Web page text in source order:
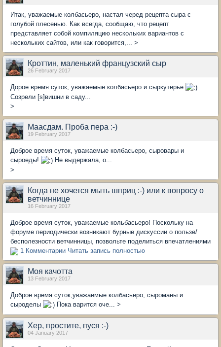
Итак, уважаемые колбасьеро, настал черед рецепта сыра с
голубой плесенью. Как всегда, сообщаю, что рецепт
представляет собой компиляцию нескольких вариантов с
нескольких сайтов, или как говорится,... >
Кроттин, маленький французский сыр
26 February 2017
Дорое время суток, уважаемые колбасьеро и сыркутерье
Созрели [s]вишни в саду...
>
Маасдам. Проба пера :-)
19 February 2017
Доброе время суток, уважаемые колбасьеро, сыровары и
сыроеды!
Не выдержала, о...
>
Когда не хочется мыть шприц :-) или к вопросу о
ветчиннице
16 February 2017
Доброе время суток, уважаемые кольбасьеро! Поскольку на
форуме периодически возникают бурные дискуссии о пользе/
бесполезности ветчинницы, позвольте поделиться впечатлениями
1 Комментарии Читать запись полностью
Моя качотта
13 February 2017
Доброе время суток,уважаемые колбасьеро, сыроманы и
сыроделы
Пока варится оче... >
Хер, простите, пуся :-)
04 January 2017